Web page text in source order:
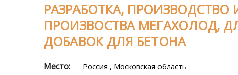
РАЗРАБОТКА,
ПРОИЗВОСТВА МЕГАХОЛОД,
ДОБАВОК ДЛЯ БЕТОНА
Место: Россия , Московская область